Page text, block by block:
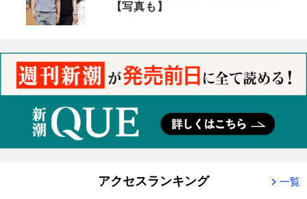
【写真も】
アクセスランキング 一覧